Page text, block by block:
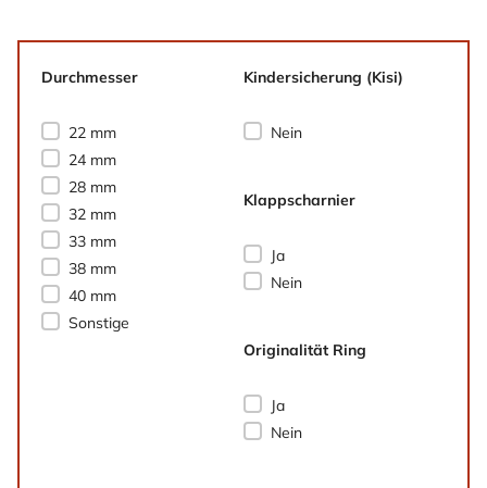
Durchmesser
Durchmesser
22 mm
24 mm
28 mm
32 mm
33 mm
38 mm
40 mm
Sonstige
Kindersicherung (Kisi)
Kindersicherung (Kisi)
Nein
Klappscharnier
Klappscharnier
Ja
Nein
Originalität Ring
Originalität Ring
Ja
Nein